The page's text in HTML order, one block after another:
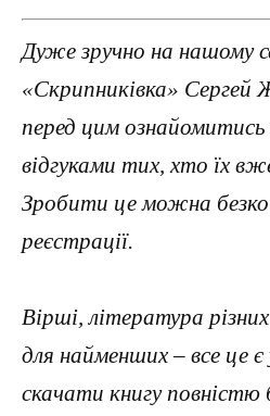
Дуже зручно на нашому
«Скрипниківка» Сергей
перед цим
відгуками тих, хто їх
Зробити це можна
реєстрації.
Вірші, література
для найменших – все це
скачати книгу